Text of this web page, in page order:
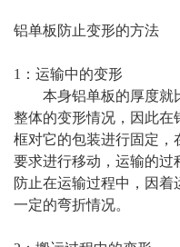
铝单板防止变形的方法
1：运输中的变形
本身铝单板的厚度就
整体的变形情况，因此在
框对它的包装进行固定，
要求进行移动，运输的过
防止在运输过程中，因
一定的弯折情况。